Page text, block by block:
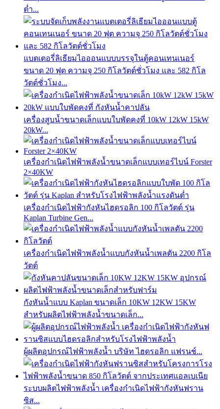
ต่ำ...
แบตเตอรี่ลิเธียมไอออนแบบบรรจุในตู้คอนเทนเนอร์
ขนาด 20 ฟุต ความจุ 250 กิโลวัตต์ชั่วโมง และ 582 กิโล
วัตต์ชั่วโมง...
เครื่องสูบน้ำขนาดเล็กแบบใบพัดคงที่ 10kW 12kW 15kW
20kW...
เครื่องกำเนิดไฟฟ้าพลังน้ำขนาดเล็กแบบเทอร์ไบน์ Forster
2×40KW
เครื่องกำเนิดไฟฟ้ากังหันไฮดรอลิก 100 กิโลวัตต์ รุ่น
Kaplan Turbine Gen...
เครื่องกำเนิดไฟฟ้าพลังน้ำแบบกังหันน้ำเพลตัน 2200 กิโล
วัตต์
กังหันน้ำแบบ Kaplan ขนาดเล็ก 10KW 12KW 15KW
สำหรับผลิตไฟฟ้าพลังน้ำขนาดเล็ก...
ผู้ผลิตอุปกรณ์ไฟฟ้าพลังน้ำ บริษัท ไฮดรอลิก แฟรนช์...
ระบบผลิตไฟฟ้าพลังน้ำ เครื่องกำเนิดไฟฟ้ากังหันฟราน
ซิส...